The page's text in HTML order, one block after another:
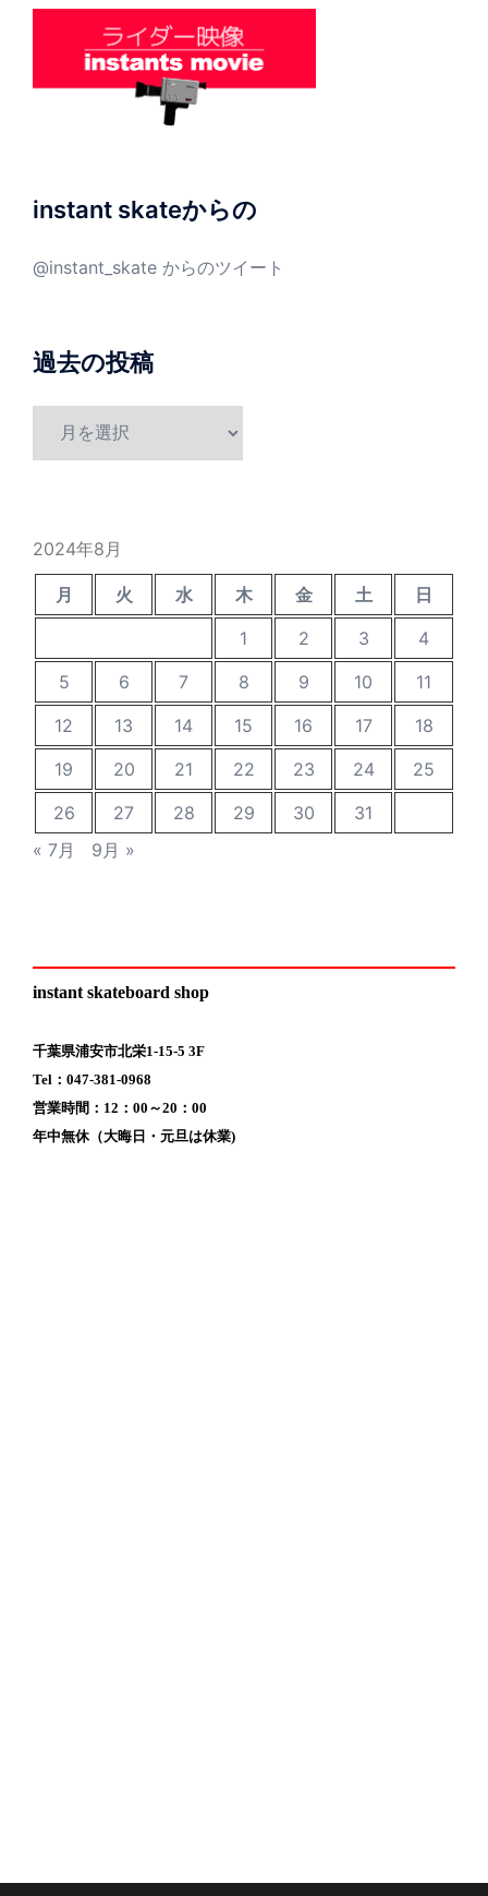
instant skateからの
@instant_skate からのツイート
過去の投稿
2024年8月
月 火 水 木 金 土
日
1
2 3
4
5
6 7 8 9 10
11
12
13 14 15 16 17
18
19
20 21 22 23 24
25
26
27 28 29 30
31
« 7月
9月 »
instant skateboard shop
千葉県浦安市北栄1-15-5 3F
Tel：047-381-0968
営業時間：12：00～20：00
年中無休（大晦日・元旦は休業)